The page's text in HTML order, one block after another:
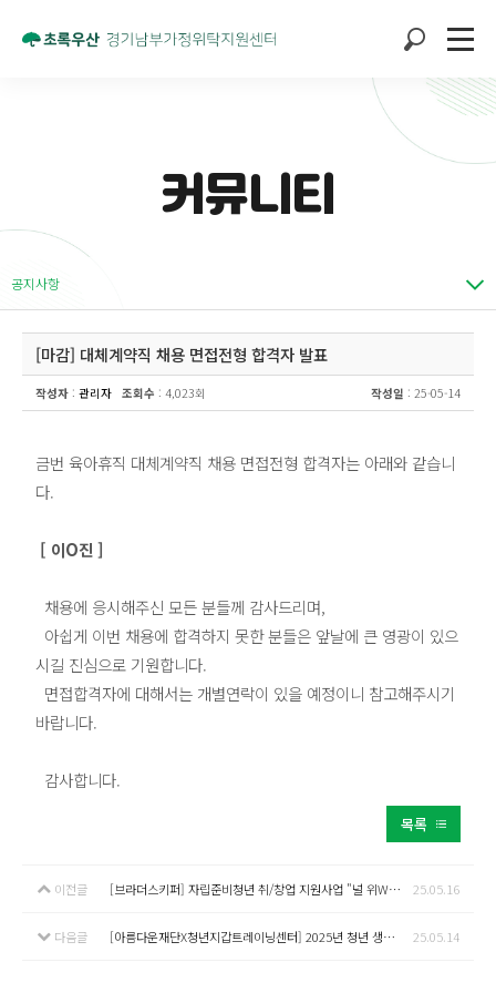
커뮤니티
공지사항
[마감] 대체계약직 채용 면접전형 합격자 발표
작성자 : 관리자 조회수 : 4,023회 작성일 : 25-05-14
금번 육아휴직 대체계약직 채용 면접전형 합격자는 아래와 같습니
다.
[ 이O진 ]
​ 채용에 응시해주신 모든 분들께 감사드리며,
아쉽게 이번 채용에 합격하지 못한 분들은 앞날에 큰 영광이 있으
시길 진심으로 기원합니다.
면접합격자에 대해서는 개별연락이 있을 예정이니 참고해주시기
바랍니다.
감사합니다.
목록
이전글 [브라더스키퍼] 자립준비청년 취/창업 지원사업 "널 위We한 편의점" 25.05.16
다음글 [아름다운재단X청년지갑트레이닝센터] 2025년 청년 생활안정 지원사업 1차 공모 25.05.14